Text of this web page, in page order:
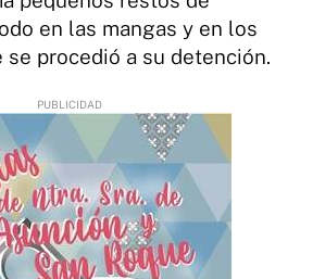
en las mangas y en los
se procedió a su detención.